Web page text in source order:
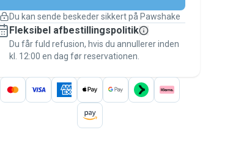
Dækkede bookinger
Hold alt på Pawshake – fra den første
besked til betalingen – for at være dækket
af Pawshake-garantien.
Du kan sende beskeder sikkert på Pawshake
Fleksibel afbestillingspolitik
Du får fuld refusion, hvis du annullerer inden
kl. 12:00 en dag før reservationen.